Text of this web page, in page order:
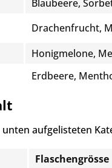
Blaubeere,
Drachenfrucht,
Honigmelone,
Erdbeere,
aufgelisteten
Flaschengrösse